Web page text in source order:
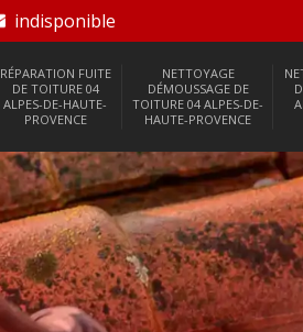
indisponible
RÉPARATION FUITE
DE TOITURE 04
ALPES-DE-HAUTE-
PROVENCE
NETTOYAGE
DÉMOUSSAGE DE
TOITURE 04 ALPES-DE-
HAUTE-PROVENCE